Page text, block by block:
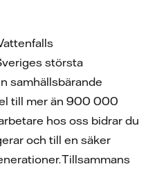
största
samhällsbärande
till mer än 900 000
hos oss bidrar du
och till en säker
Tillsammans